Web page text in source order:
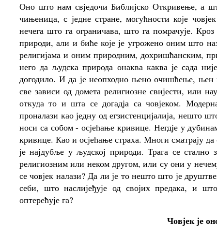
Оно што нам свједочи Библијско Откривење, а
чињеница, с једне стране, могућности које
нечега што га ограничава, што га помрачује.
природи, али и биће које је угрожено оним што
религијама и оним природним, дохришћанским,
него да људска природа онаква каква је сада
догодило. И да је неопходно њено очишћење,
све зависи од домета религиозне свијести, или
откуда то и шта се догадја са човјеком.
проналази као једну од егзистенцијалија, нешто
носи са собом - осјећање кривице. Негдје у
кривице. Као и осјећање страха. Многи сматрају
је најдубље у људској природи. Трага се
религиозним или неком другом, или су они у
се човјек налази? Да ли је то нешто што је
себи, што наслијеђује од својих предака, и
оптерећује га?
Човјек је